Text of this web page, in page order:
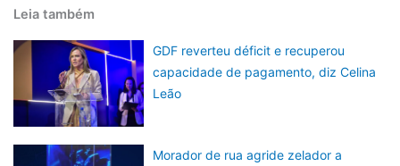
Leia também
GDF reverteu déficit e recuperou
capacidade de pagamento, diz Celina
Leão
Morador de rua agride zelador a